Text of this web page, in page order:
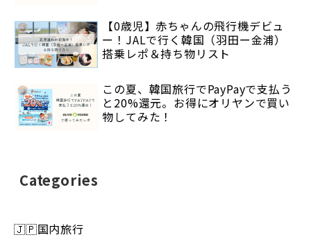
【0歳児】赤ちゃんの飛行機デビュ
ー！JALで行く韓国（羽田ー金浦）
搭乗レポ＆持ち物リスト
この夏、韓国旅行でPayPayで支払う
と20%還元。お得にオリヤンで買い
物してみた！
Categories
🇯🇵国内旅行